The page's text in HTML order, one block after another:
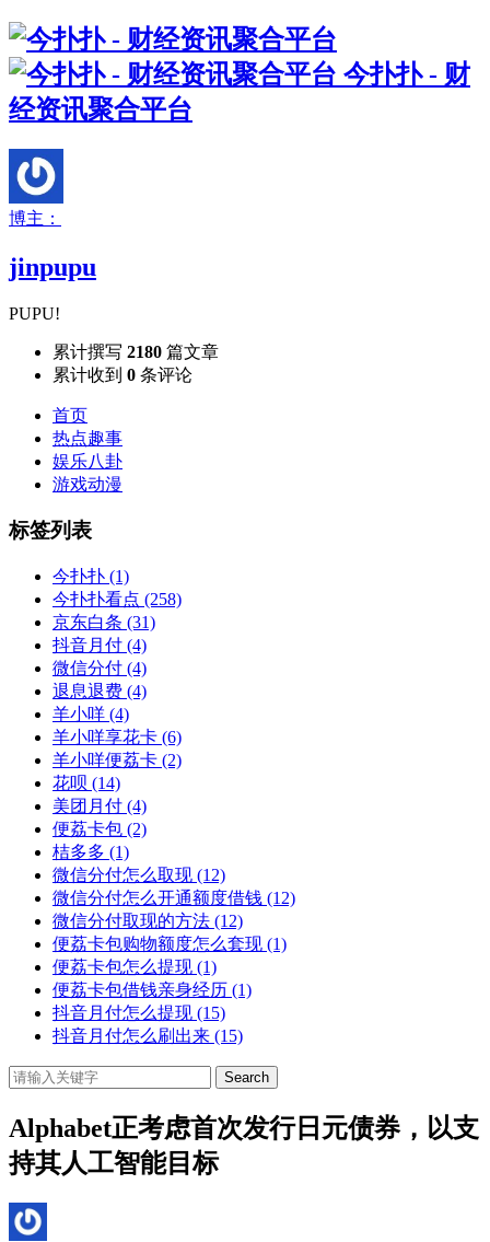
今扑扑 - 财
经资讯聚合平台
博主：
jinpupu
PUPU!
累计撰写 2180 篇文章
累计收到 0 条评论
首页
热点趣事
娱乐八卦
游戏动漫
标签列表
今扑扑 (1)
今扑扑看点 (258)
京东白条 (31)
抖音月付 (4)
微信分付 (4)
退息退费 (4)
羊小咩 (4)
羊小咩享花卡 (6)
羊小咩便荔卡 (2)
花呗 (14)
美团月付 (4)
便荔卡包 (2)
桔多多 (1)
微信分付怎么取现 (12)
微信分付怎么开通额度借钱 (12)
微信分付取现的方法 (12)
便荔卡包购物额度怎么套现 (1)
便荔卡包怎么提现 (1)
便荔卡包借钱亲身经历 (1)
抖音月付怎么提现 (15)
抖音月付怎么刷出来 (15)
Search
Alphabet正考虑首次发行日元债券，以支
持其人工智能目标